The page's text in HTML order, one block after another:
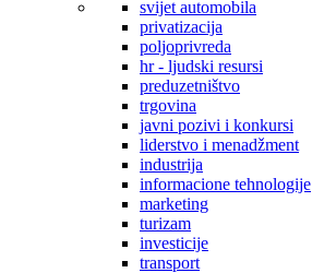
svijet automobila
privatizacija
poljoprivreda
hr - ljudski resursi
preduzetništvo
trgovina
javni pozivi i konkursi
liderstvo i menadžment
industrija
informacione tehnologije
marketing
turizam
investicije
transport